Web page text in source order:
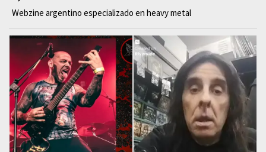
Webzine argentino especializado en heavy metal